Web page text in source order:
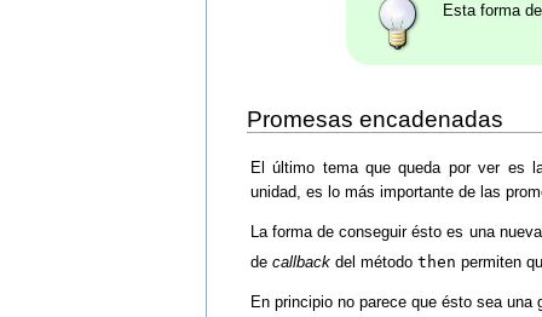
Esta forma
Promesas encadenadas
El último tema que queda por ver es
unidad, es lo más importante de las
La forma de conseguir ésto es una
de callbackdel método then permiten
En principio no parece que ésto sea